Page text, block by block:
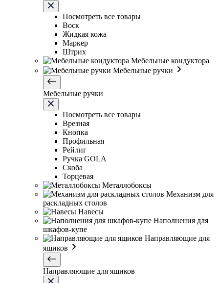
Посмотреть все товары
Воск
Жидкая кожа
Маркер
Штрих
Мебельные кондуктора
Мебельные ручки
Мебельные ручки
Посмотреть все товары
Врезная
Кнопка
Профильная
Рейлиг
Ручка GOLA
Скоба
Торцевая
Металлобоксы
Механизм для
раскладных столов
Навесы
Наполнения для
шкафов-купе
Направляющие для
ящиков
Направляющие для ящиков